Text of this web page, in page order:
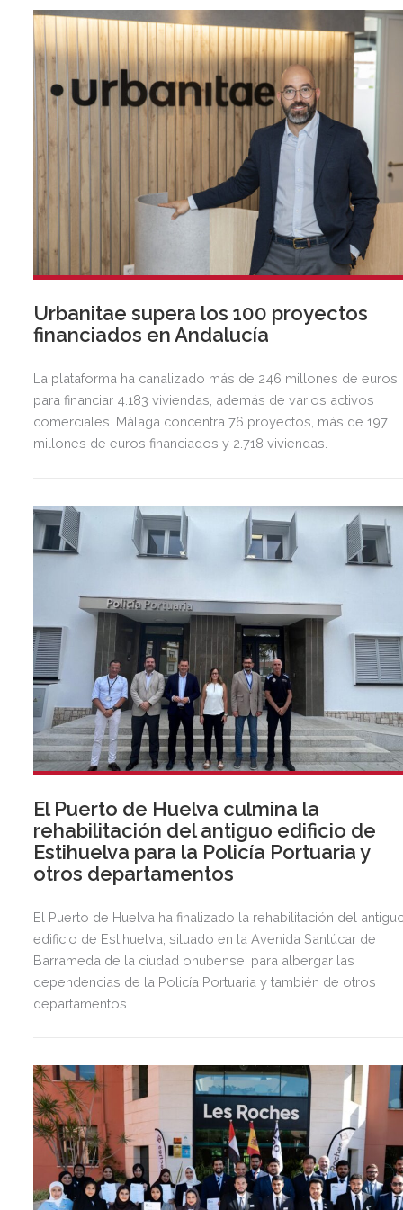
Urbanitae supera los 100 proyectos
financiados en Andalucía
La plataforma ha canalizado más de 246 millones de euros
para financiar 4.183 viviendas, además de varios activos
comerciales. Málaga concentra 76 proyectos, más de 197
millones de euros financiados y 2.718 viviendas.
El Puerto de Huelva culmina la
rehabilitación del antiguo edificio de
Estihuelva para la Policía Portuaria y
otros departamentos
El Puerto de Huelva ha finalizado la rehabilitación del
edificio de Estihuelva, situado en la Avenida Sanlúcar de
Barrameda de la ciudad onubense, para albergar las
dependencias de la Policía Portuaria y también de otros
departamentos.